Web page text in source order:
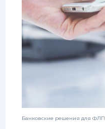
Банковские решения для ФЛП